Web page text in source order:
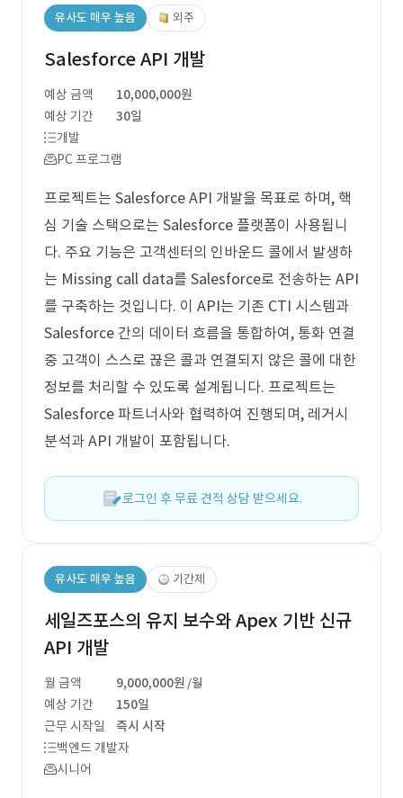
유사도 매우 높음 외주
Salesforce API 개발
예상 금액
10,000,000원
예상 기간
30일
개발
PC 프로그램
프로젝트는 Salesforce API 개발을 목표로 하며, 핵
심 기술 스택으로는 Salesforce 플랫폼이 사용됩니
다. 주요 기능은 고객센터의 인바운드 콜에서 발생하
는 Missing call data를 Salesforce로 전송하는 API
를 구축하는 것입니다. 이 API는 기존 CTI 시스템과
Salesforce 간의 데이터 흐름을 통합하여, 통화 연결
중 고객이 스스로 끊은 콜과 연결되지 않은 콜에 대한
정보를 처리할 수 있도록 설계됩니다. 프로젝트는
Salesforce 파트너사와 협력하여 진행되며, 레거시
분석과 API 개발이 포함됩니다.
로그인 후 무료 견적 상담 받으세요.
유사도 매우 높음 기간제
세일즈포스의 유지 보수와 Apex 기반 신규
API 개발
월 금액 9,000,000원 /월
예상 기간
150일
근무 시작일
즉시 시작
백엔드 개발자
시니어